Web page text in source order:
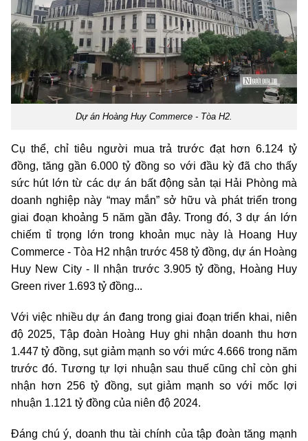
Dự án Hoàng Huy Commerce - Tòa H2.
Cụ thể, chỉ tiêu người mua trả trước đạt hơn 6.124 tỷ
đồng, tăng gần 6.000 tỷ đồng so với đầu kỳ đã cho thấy
sức hút lớn từ các dự án bất động sản tại Hải Phòng mà
doanh nghiệp này “may mắn” sở hữu và phát triển trong
giai đoạn khoảng 5 năm gần đây. Trong đó, 3 dự án lớn
chiếm tỉ trọng lớn trong khoản mục này là Hoang Huy
Commerce - Tòa H2 nhận trước 458 tỷ đồng, dự án Hoàng
Huy New City - II nhận trước 3.905 tỷ đồng, Hoàng Huy
Green river 1.693 tỷ đồng...
Với việc nhiều dự án đang trong giai đoạn triển khai, niên
độ 2025, Tập đoàn Hoàng Huy ghi nhận doanh thu hơn
1.447 tỷ đồng, sụt giảm mạnh so với mức 4.666 trong năm
trước đó. Tương tự lợi nhuận sau thuế cũng chỉ còn ghi
nhận hơn 256 tỷ đồng, sụt giảm mạnh so với mốc lợi
nhuận 1.121 tỷ đồng của niên độ 2024.
Đáng chú ý, doanh thu tài chính của tập đoàn tăng mạnh